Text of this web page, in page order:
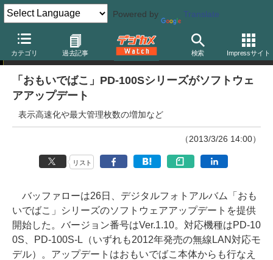
Powered by Translate
カテゴリ 過去記事 検索 Impressサイト
ニュース
「おもいでばこ」PD-100Sシリーズがソフトウェ
アアップデート
表示高速化や最大管理枚数の増加など
（2013/3/26 14:00）
リスト
バッファローは26日、デジタルフォトアルバム「おも
いでばこ」シリーズのソフトウェアアップデートを提供
開始した。バージョン番号はVer.1.10。対応機種はPD-10
0S、PD-100S-L（いずれも2012年発売の無線LAN対応モ
デル）。アップデートはおもいでばこ本体からも行なえ